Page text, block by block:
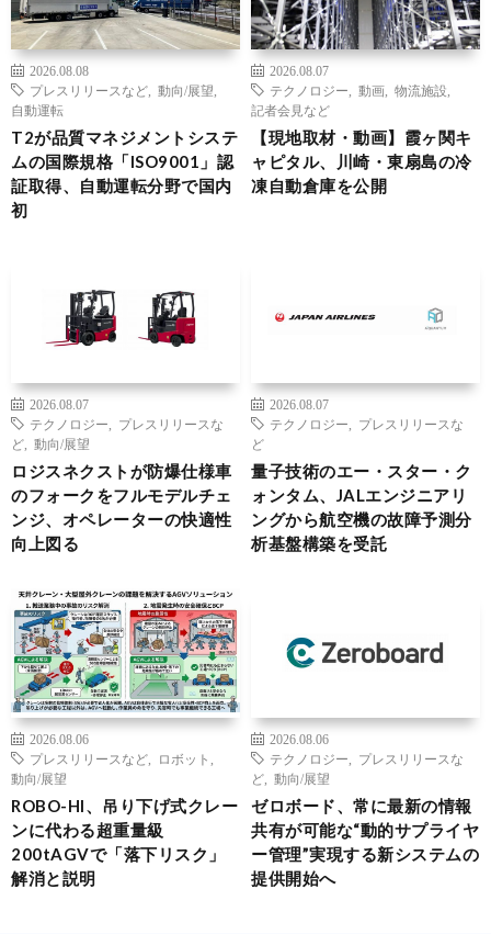
2026.08.08
プレスリリースなど
動向/展望
自動運転
T2が品質マネジメントシステ
ムの国際規格「ISO9001」認
証取得、自動運転分野で国内
初
2026.08.07
テクノロジー
動画 物流施設
記者会見など
【現地取材・動画】霞ヶ関キ
ャピタル、川崎・東扇島の冷
凍自動倉庫を公開
2026.08.07
テクノロジー
プレスリリースな
ど
動向/展望
ロジスネクストが防爆仕様車
のフォークをフルモデルチェ
ンジ、オペレーターの快適性
向上図る
2026.08.07
テクノロジー
プレスリリースな
ど
量子技術のエー・スター・ク
ォンタム、JALエンジニアリ
ングから航空機の故障予測分
析基盤構築を受託
2026.08.06
プレスリリースなど
ロボット
動向/展望
ROBO-HI、吊り下げ式クレー
ンに代わる超重量級
200tAGVで「落下リスク」
解消と説明
2026.08.06
テクノロジー
プレスリリースな
ど
動向/展望
ゼロボード、常に最新の情報
共有が可能な“動的サプライヤ
ー管理”実現する新システムの
提供開始へ